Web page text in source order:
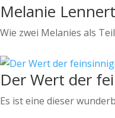
Melanie
Wie zwei Melanies als
Der Wert der
Es ist eine dieser